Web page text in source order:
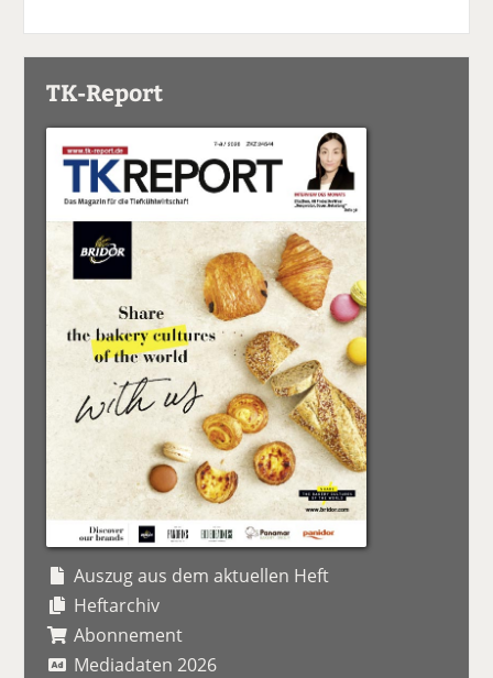
TK-Report
Auszug aus dem aktuellen Heft
Heftarchiv
Abonnement
Mediadaten 2026